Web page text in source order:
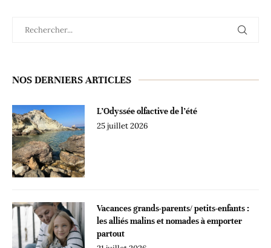
NOS DERNIERS ARTICLES
L’Odyssée olfactive de l’été
25 juillet 2026
Vacances grands-parents/ petits-enfants :
les alliés malins et nomades à emporter
partout